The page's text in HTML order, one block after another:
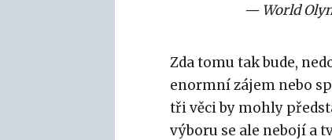
— World
Zda tomu tak bude,
enormní zájem nebo
tři věci by mohly
výboru se ale nebojí a